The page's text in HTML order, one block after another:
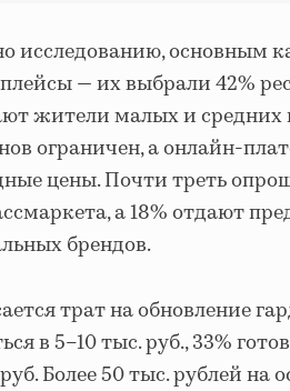
исследованию, основным
— их выбрали 42%
жители малых и средних
ограничен, а онлайн-
цены. Почти треть
а 18% отдают
брендов.
трат на обновление
в 5–10 тыс. руб., 33%
Более 50 тыс. рублей